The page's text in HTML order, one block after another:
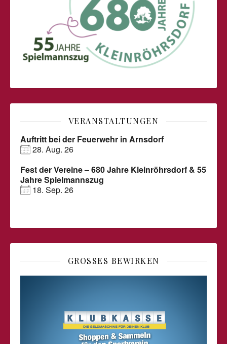
VERANSTALTUNGEN
Auftritt bei der Feuerwehr in Arnsdorf
28. Aug. 26
Fest der Vereine – 680 Jahre Kleinröhrsdorf & 55
Jahre Spielmannszug
18. Sep. 26
GROSSES BEWIRKEN